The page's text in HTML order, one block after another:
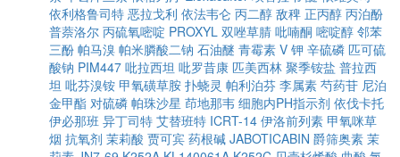
依利格鲁司特 恶拉戈利 依法韦仑 丙二醇 敌稗 正丙醇 丙泊酚
普萘洛尔 丙硫氧嘧啶 PROXYL 双唑草腈 吡喃酮 嘧啶醇 邻苯
三酚 帕马溴 帕米膦酸二钠 石油醚 青霉素 V 钾 辛硫磷 匹可硫
酸钠 PIM447 吡拉西坦 吡罗昔康 匹美西林 聚季铵盐 普拉西
坦 吡芬溴铵 甲氧磺草胺 扑蛲灵 帕利泊芬 李属素 芍药苷 尼泊
金甲酯 对硫磷 帕珠沙星 茚地那韦 细胞内PH指示剂 依伐卡托
伊必那班 异丁司特 艾替班特 ICRT-14 伊洛前列素 甲氧咪草
烟 抗氧剂 茉莉酸 贾可宾 药根碱 JABOTICABIN 爵筛奥素 茉